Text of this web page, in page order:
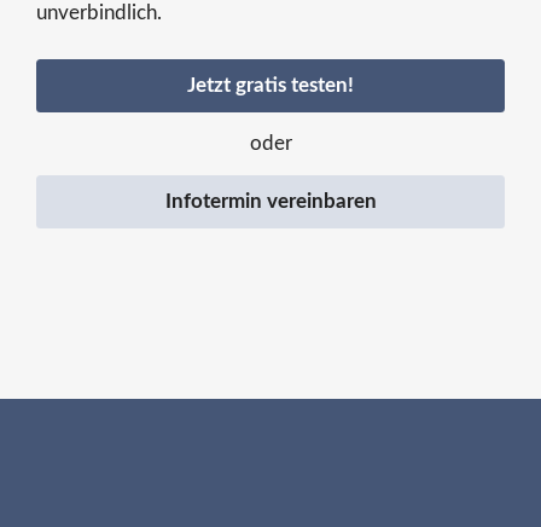
unverbindlich.
Jetzt gratis testen!
oder
Infotermin vereinbaren